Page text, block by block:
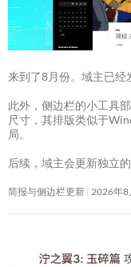
来到了8月份。域主已经
此外，侧边栏的小工具
尺寸，其排版类似于
局。
后续，域主会更新独立
简报与侧边栏更新 2026年8